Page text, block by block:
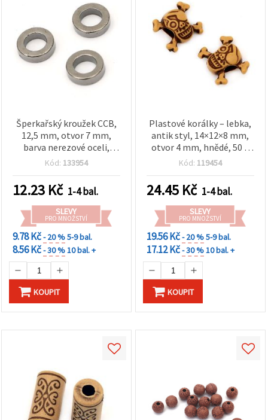
Šperkařský kroužek CCB,
12,5 mm, otvor 7 mm,
barva nerezové oceli,
potřeby pro výrobu
Kód: 133954
12.23 Kč 1-4 bal.
SLEVY
PRO MNOŽSTVÍ
9.78 Kč- 20 %5-9 bal.
8.56 Kč- 30 %10 bal. +
KOUPIT
Plastové korálky – lebka,
antik styl, 14×12×8 mm,
otvor 4 mm, hnědé, 50 g
(~129 ks)
Kód: 119454
24.45 Kč 1-4 bal.
SLEVY
PRO MNOŽSTVÍ
19.56 Kč- 20 %5-9 bal.
17.12 Kč- 30 %10 bal. +
KOUPIT